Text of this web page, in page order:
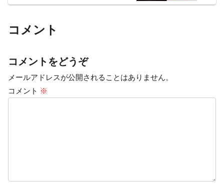
コメント
コメントをどうぞ
メールアドレスが公開されることはありません。
コメント ※